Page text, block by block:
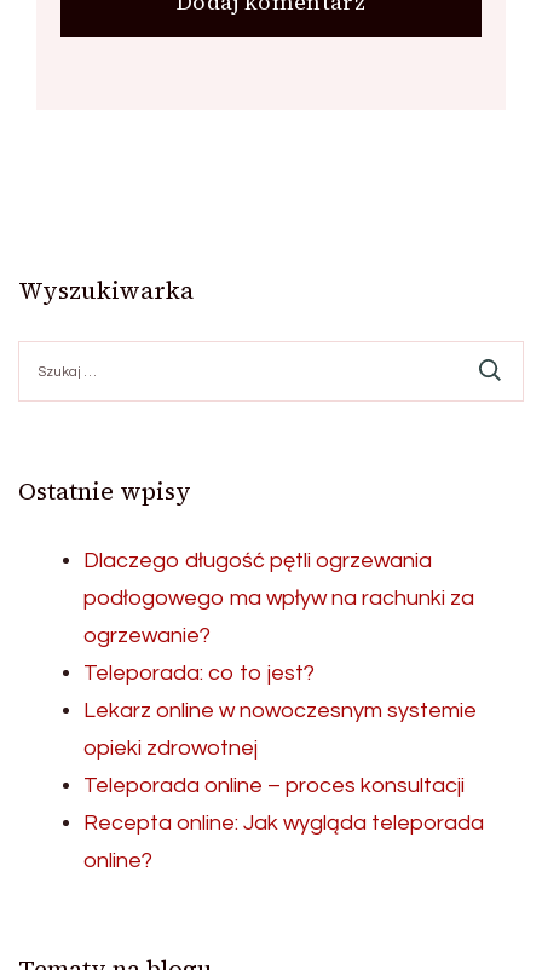
Wyszukiwarka
Ostatnie wpisy
Dlaczego długość pętli ogrzewania
podłogowego ma wpływ na rachunki za
ogrzewanie?
Teleporada: co to jest?
Lekarz online w nowoczesnym systemie
opieki zdrowotnej
Teleporada online – proces konsultacji
Recepta online: Jak wygląda teleporada
online?